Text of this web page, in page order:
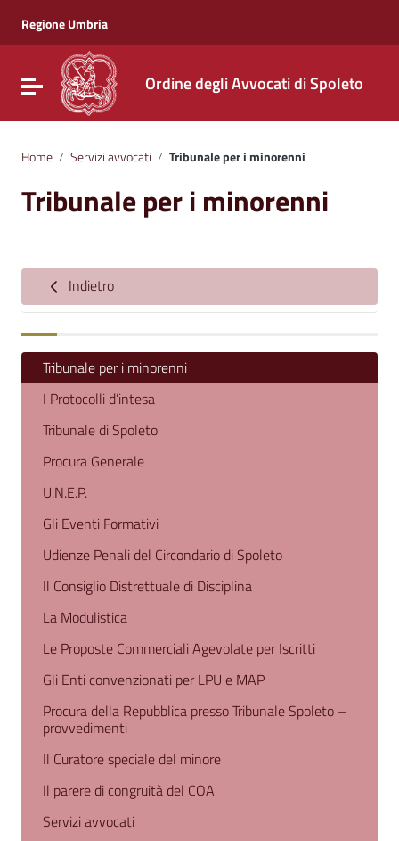
Vai al menu di navigazione
Vai al footer
Regione Umbria
Attiva / disattiva la navigazioneOrdine degli Avvocati di Spoleto
Home / Servizi avvocati / Tribunale per i minorenni
Tribunale per i minorenni
Indietro
Tribunale per i minorenni
I Protocolli d’intesa
Tribunale di Spoleto
Procura Generale
U.N.E.P.
Gli Eventi Formativi
Udienze Penali del Circondario di Spoleto
Il Consiglio Distrettuale di Disciplina
La Modulistica
Le Proposte Commerciali Agevolate per Iscritti
Gli Enti convenzionati per LPU e MAP
Procura della Repubblica presso Tribunale Spoleto –
provvedimenti
Il Curatore speciale del minore
Il parere di congruità del COA
Servizi avvocati